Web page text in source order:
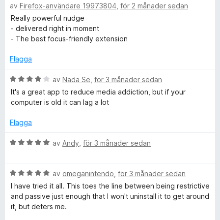
B
l
c
k
r
,
F
v
5
g
s
a
t
5
v
5
e
t
y
g
a
t
4
a
5
av Firefox-användare 19973804 för 2 månader sedan
Really powerful nudge
- delivered right in moment
- The best focus-friendly extension
Flagga
B
e
t
g
a
4
a
5
av Nada Se för 3 månader sedan
It's a great app to reduce media addiction, but if your
computer is old it can lag a lot
Flagga
B
y
g
s
a
av Andy för 3 månader sedan
B
e
t
y
av omeganintendo för 3 månader sedan
I have tried it all. This toes the line between being restrictive
and passive just enough that I won't uninstall it to get around
it, but deters me.